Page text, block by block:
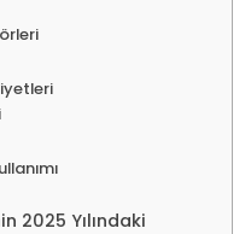
2025 Yılındaki